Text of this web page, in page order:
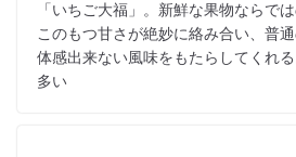
「いちご大福」。新鮮な果物ならで
このもつ甘さが絶妙に絡み合い、普
体感出来ない風味をもたらしてくれ
多い